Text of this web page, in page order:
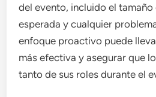
del evento, incluido el
esperada y cualquier
enfoque proactivo puede
más efectiva y asegurar que
tanto de sus roles durante el